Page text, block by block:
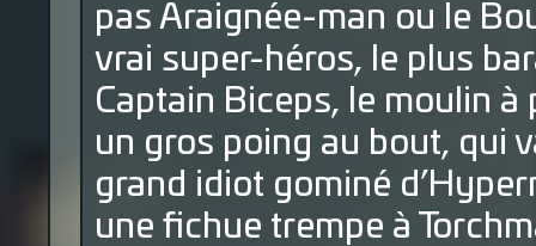
pas Araignée-man ou le
vrai super-héros, le plus
Captain Biceps, le moulin
un gros poing au bout, qui
grand idiot gominé
une fichue trempe à